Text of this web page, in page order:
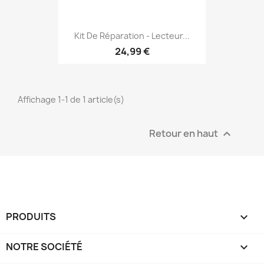
Kit De Réparation - Lecteur...
24,99 €
Affichage 1-1 de 1 article(s)
Retour en haut 
PRODUITS 
NOTRE SOCIÉTÉ 